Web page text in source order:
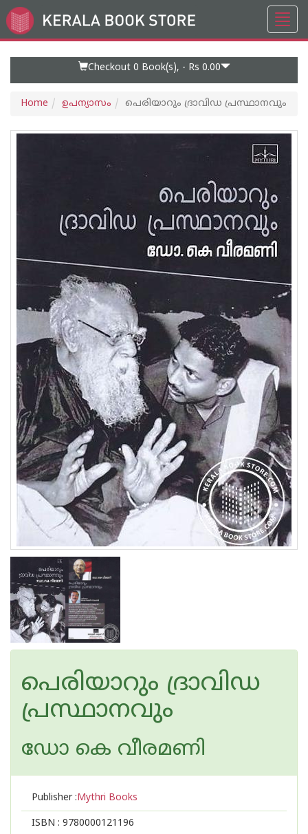
Go
to
Checkout 0 Book(s), - Rs 0.00
Home ഉപന്യാസം പെരിയാറും ദ്രാവിഡ പ്രസ്ഥാനവും
പെരിയാറും ദ്രാവിഡ
പ്രസ്ഥാനവും
ഡോ കെ വീരമണി
Publisher :Mythri Books
ISBN : 9780000121196